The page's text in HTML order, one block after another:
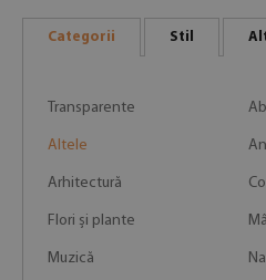
Categorii Stil
Transparente
Altele
Arhitectură
Flori și plante
Muzică